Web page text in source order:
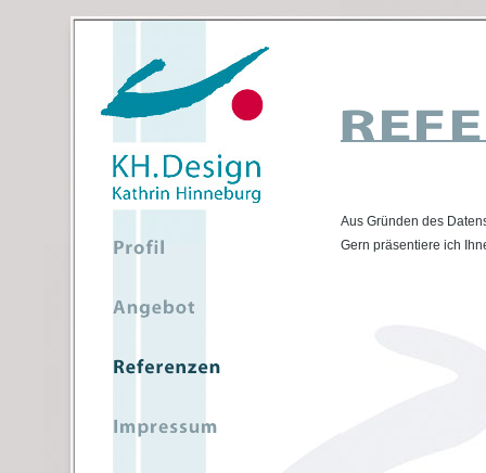
Aus Gründen des
Gern präsentiere ich